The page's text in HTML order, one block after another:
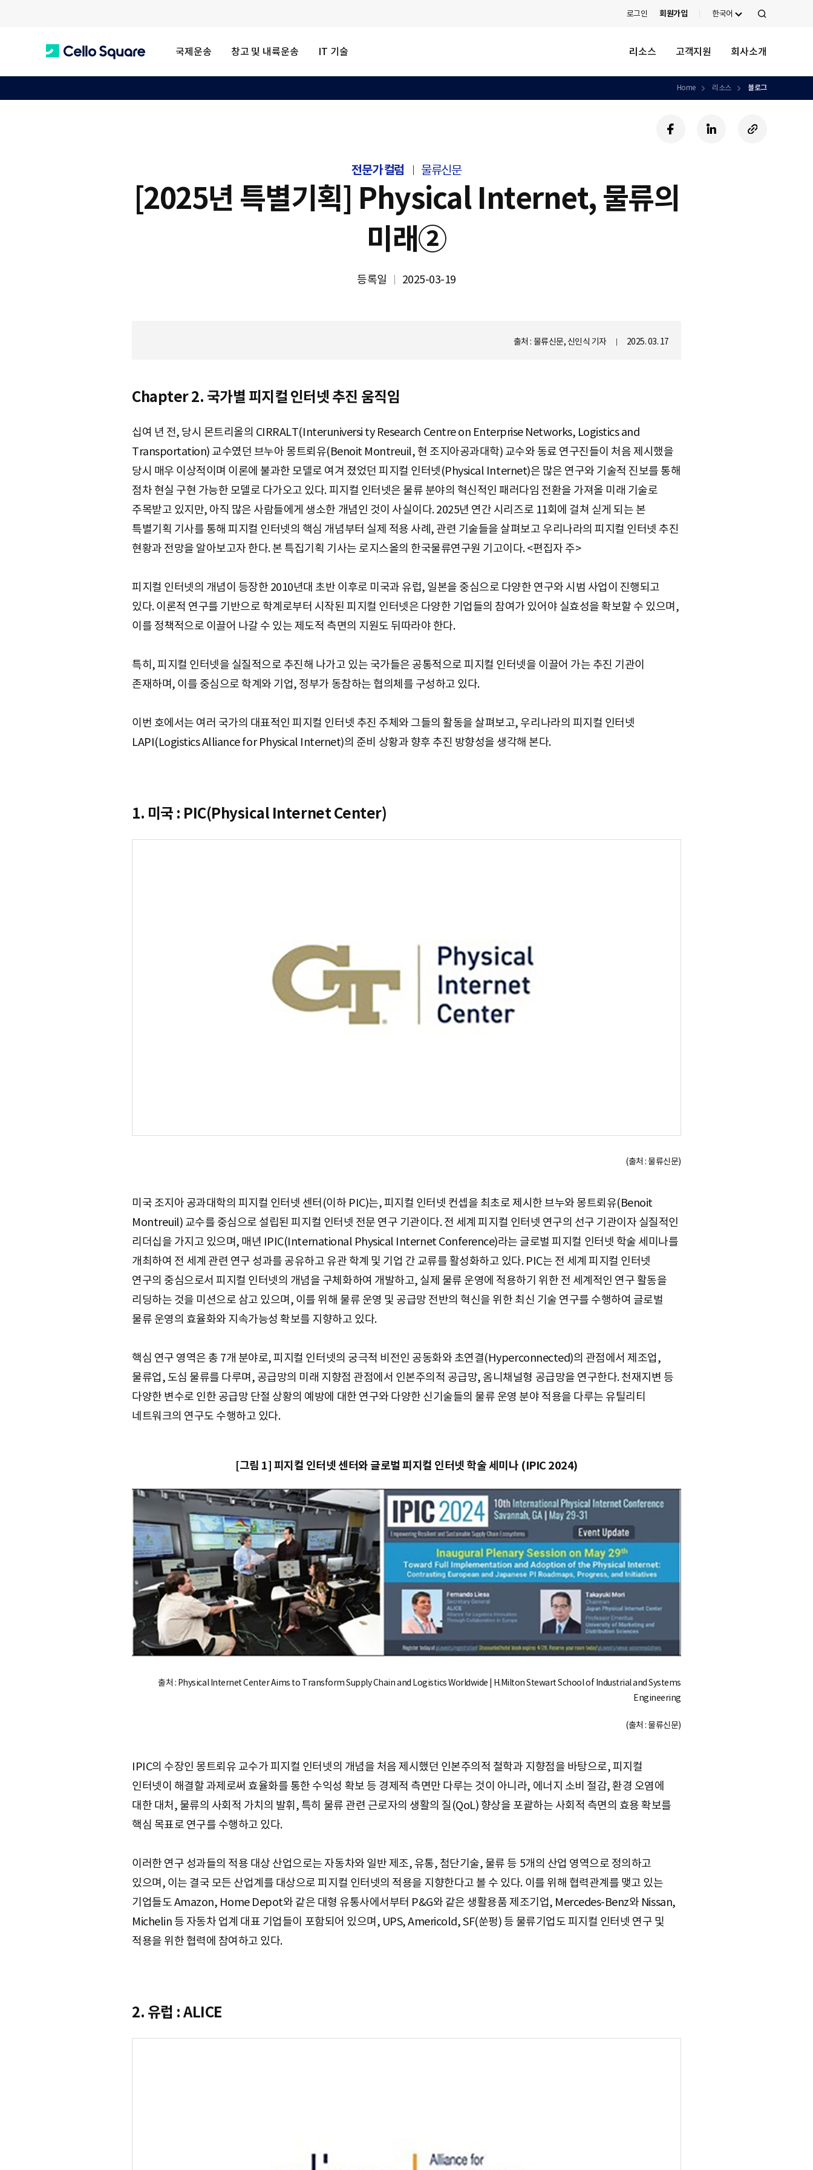
로그인 회원가입 한국어
검
국제운송 창고 및 내륙운송 IT 기술 리소스 고객지원 회사소개
Home 리소스 블로그
전문가 컬럼 물류신문
[2025년 특별기획] Physical Internet, 물류의
미래②
등록일 2025-03-19
출처 : 물류신문, 신인식 기자 2025. 03. 17
Chapter 2. 국가별 피지컬 인터넷 추진 움직임
십여 년 전, 당시 몬트리올의 CIRRALT(Interuniversi ty Research Centre on Enterprise Networks, Logistics and
Transportation) 교수였던 브누아 몽트뢰유(Benoit Montreuil, 현 조지아공과대학) 교수와 동료 연구진들이 처음 제시했을
당시 매우 이상적이며 이론에 불과한 모델로 여겨 졌었던 피지컬 인터넷(Physical Internet)은 많은 연구와 기술적 진보를 통해
점차 현실 구현 가능한 모델로 다가오고 있다. 피지컬 인터넷은 물류 분야의 혁신적인 패러다임 전환을 가져올 미래 기술로
주목받고 있지만, 아직 많은 사람들에게 생소한 개념인 것이 사실이다. 2025년 연간 시리즈로 11회에 걸쳐 싣게 되는 본
특별기획 기사를 통해 피지컬 인터넷의 핵심 개념부터 실제 적용 사례, 관련 기술들을 살펴보고 우리나라의 피지컬 인터넷 추진
현황과 전망을 알아보고자 한다. 본 특집기획 기사는 로지스올의 한국물류연구원 기고이다. <편집자 주>
피지컬 인터넷의 개념이 등장한 2010년대 초반 이후로 미국과 유럽, 일본을 중심으로 다양한 연구와 시범 사업이 진행되고
있다. 이론적 연구를 기반으로 학계로부터 시작된 피지컬 인터넷은 다양한 기업들의 참여가 있어야 실효성을 확보할 수 있으며,
이를 정책적으로 이끌어 나갈 수 있는 제도적 측면의 지원도 뒤따라야 한다.
특히, 피지컬 인터넷을 실질적으로 추진해 나가고 있는 국가들은 공통적으로 피지컬 인터넷을 이끌어 가는 추진 기관이
존재하며, 이를 중심으로 학계와 기업, 정부가 동참하는 협의체를 구성하고 있다.
이번 호에서는 여러 국가의 대표적인 피지컬 인터넷 추진 주체와 그들의 활동을 살펴보고, 우리나라의 피지컬 인터넷
LAPI(Logistics Alliance for Physical Internet)의 준비 상황과 향후 추진 방향성을 생각해 본다.
1. 미국 : PIC(Physical Internet Center)
(출처 : 물류신문)
미국 조지아 공과대학의 피지컬 인터넷 센터(이하 PIC)는, 피지컬 인터넷 컨셉을 최초로 제시한 브누와 몽트뢰유(Benoit
Montreuil) 교수를 중심으로 설립된 피지컬 인터넷 전문 연구 기관이다. 전 세계 피지컬 인터넷 연구의 선구 기관이자 실질적인
리더십을 가지고 있으며, 매년 IPIC(International Physical Internet Conference)라는 글로벌 피지컬 인터넷 학술 세미나를
개최하여 전 세계 관련 연구 성과를 공유하고 유관 학계 및 기업 간 교류를 활성화하고 있다. PIC는 전 세계 피지컬 인터넷
연구의 중심으로서 피지컬 인터넷의 개념을 구체화하여 개발하고, 실제 물류 운영에 적용하기 위한 전 세계적인 연구 활동을
리딩하는 것을 미션으로 삼고 있으며, 이를 위해 물류 운영 및 공급망 전반의 혁신을 위한 최신 기술 연구를 수행하여 글로벌
물류 운영의 효율화와 지속가능성 확보를 지향하고 있다.
핵심 연구 영역은 총 7개 분야로, 피지컬 인터넷의 궁극적 비전인 공동화와 초연결(Hyperconnected)의 관점에서 제조업,
물류업, 도심 물류를 다루며, 공급망의 미래 지향점 관점에서 인본주의적 공급망, 옴니채널형 공급망을 연구한다. 천재지변 등
다양한 변수로 인한 공급망 단절 상황의 예방에 대한 연구와 다양한 신기술들의 물류 운영 분야 적용을 다루는 유틸리티
네트워크의 연구도 수행하고 있다.
[그림 1] 피지컬 인터넷 센터와 글로벌 피지컬 인터넷 학술 세미나 (IPIC 2024)
출처 : Physical Internet Center Aims to Transform Supply Chain and Logistics Worldwide | H.Milton Stewart School of Industrial and Systems
Engineering
(출처 : 물류신문)
IPIC의 수장인 몽트뢰유 교수가 피지컬 인터넷의 개념을 처음 제시했던 인본주의적 철학과 지향점을 바탕으로, 피지컬
인터넷이 해결할 과제로써 효율화를 통한 수익성 확보 등 경제적 측면만 다루는 것이 아니라, 에너지 소비 절감, 환경 오염에
대한 대처, 물류의 사회적 가치의 발휘, 특히 물류 관련 근로자의 생활의 질(QoL) 향상을 포괄하는 사회적 측면의 효용 확보를
핵심 목표로 연구를 수행하고 있다.
이러한 연구 성과들의 적용 대상 산업으로는 자동차와 일반 제조, 유통, 첨단기술, 물류 등 5개의 산업 영역으로 정의하고
있으며, 이는 결국 모든 산업계를 대상으로 피지컬 인터넷의 적용을 지향한다고 볼 수 있다. 이를 위해 협력관계를 맺고 있는
기업들도 Amazon, Home Depot와 같은 대형 유통사에서부터 P&G와 같은 생활용품 제조기업, Mercedes-Benz와 Nissan,
Michelin 등 자동차 업계 대표 기업들이 포함되어 있으며, UPS, Americold, SF(쑨펑) 등 물류기업도 피지컬 인터넷 연구 및
적용을 위한 협력에 참여하고 있다.
2. 유럽 : ALICE